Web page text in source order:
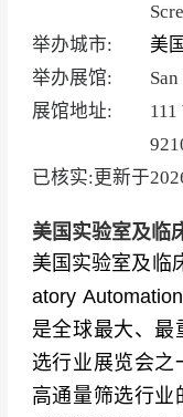
举办城市:
美国
举办展馆:
展馆地址:
已核实:更新于
美国实验室及临
美国实验室及临
atory
是全球最大、最
选行业展览会之
高通量筛选行业